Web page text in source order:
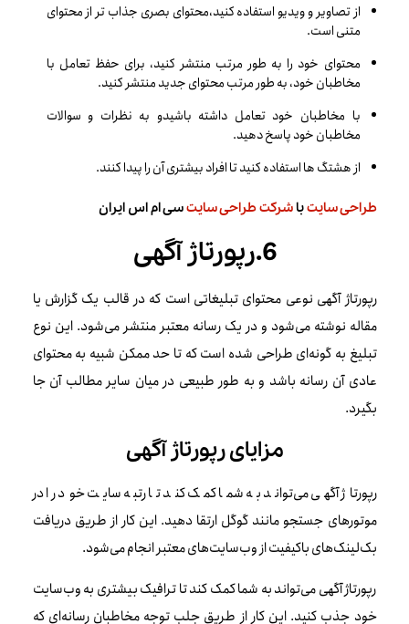
از تصاویر و ویدیو استفاده کنید،محتوای بصری جذاب تر از محتوای
متنی است.
محتوای خود را به طور مرتب منتشر کنید، برای حفظ تعامل با
مخاطبان خود، به طور مرتب محتوای جدید منتشر کنید.
با مخاطبان خود تعامل داشته باشیدو به نظرات و سوالات
مخاطبان خود پاسخ دهید.
از هشتگ ها استفاده کنید تا افراد بیشتری آن را پیدا کنند.
طراحی سایتباشرکت طراحی سایتسی ام اس ایران
6.رپورتاژ آگهی
رپورتاژ آگهی نوعی محتوای تبلیغاتی است که در قالب یک گزارش یا
مقاله نوشته می‌شود و در یک رسانه معتبر منتشر می‌شود. این نوع
تبلیغ به گونه‌ای طراحی شده است که تا حد ممکن شبیه به محتوای
عادی آن رسانه باشد و به طور طبیعی در میان سایر مطالب آن جا
بگیرد.
مزایای رپورتاژ آگهی
رپورتاژ آگهی می‌تواند به شما کمک کند تا رتبه سایت خود را در
موتورهای جستجو مانند گوگل ارتقا دهید. این کار از طریق دریافت
بک‌لینک‌های باکیفیت از وب‌سایت‌های معتبر انجام می‌شود.
رپورتاژ آگهی می‌تواند به شما کمک کند تا ترافیک بیشتری به وب‌سایت
خود جذب کنید. این کار از طریق جلب توجه مخاطبان رسانه‌ای که